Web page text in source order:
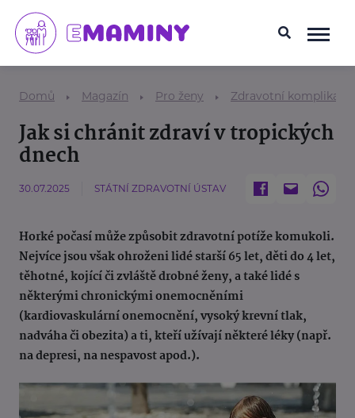
Domů Magazín Pro ženy Zdravotní komplikace
Jak si chránit zdraví v tropických
dnech
30.07.2025 STÁTNÍ ZDRAVOTNÍ ÚSTAV
Horké počasí může způsobit zdravotní potíže komukoli.
Nejvíce jsou však ohroženi lidé starší 65 let, děti do 4 let,
těhotné, kojící či zvláště drobné ženy, a také lidé s
některými chronickými onemocněními
(kardiovaskulární onemocnění, vysoký krevní tlak,
nadváha či obezita) a ti, kteří užívají některé léky (např.
na depresi, na nespavost apod.).